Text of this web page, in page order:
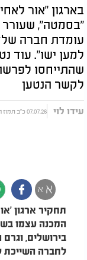
בארגון "אור
"בסמטה",
עומדת חברה
למען ישו". עוד
שהתייחסו
לקשר הנטען
עידו לוי 07.07.26 כ"ב תמוז התשפ"ו
א א
תחקיר ארגון
המכנה עצמו
בירושלים,
לחברה השייכת